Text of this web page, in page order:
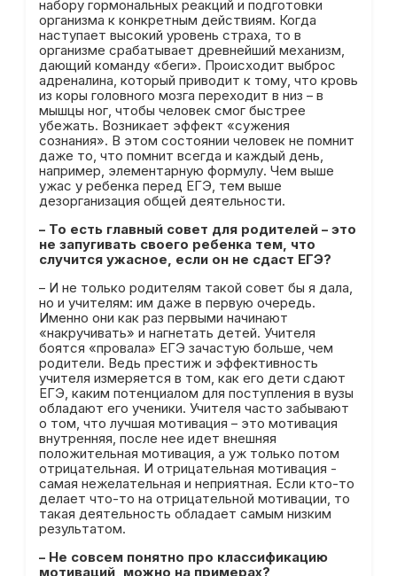
набору гормональных реакций и подготовки
организма к конкретным действиям. Когда
наступает высокий уровень страха, то в
организме срабатывает древнейший механизм,
дающий команду «беги». Происходит выброс
адреналина, который приводит к тому, что кровь
из коры головного мозга переходит в низ – в
мышцы ног, чтобы человек смог быстрее
убежать. Возникает эффект «сужения
сознания». В этом состоянии человек не помнит
даже то, что помнит всегда и каждый день,
например, элементарную формулу. Чем выше
ужас у ребенка перед ЕГЭ, тем выше
дезорганизация общей деятельности.
– То есть главный совет для родителей – это
не запугивать своего ребенка тем, что
случится ужасное, если он не сдаст ЕГЭ?
– И не только родителям такой совет бы я дала,
но и учителям: им даже в первую очередь.
Именно они как раз первыми начинают
«накручивать» и нагнетать детей. Учителя
боятся «провала» ЕГЭ зачастую больше, чем
родители. Ведь престиж и эффективность
учителя измеряется в том, как его дети сдают
ЕГЭ, каким потенциалом для поступления в вузы
обладают его ученики. Учителя часто забывают
о том, что лучшая мотивация – это мотивация
внутренняя, после нее идет внешняя
положительная мотивация, а уж только потом
отрицательная. И отрицательная мотивация -
самая нежелательная и неприятная. Если кто-то
делает что-то на отрицательной мотивации, то
такая деятельность обладает самым низким
результатом.
– Не совсем понятно про классификацию
мотиваций, можно на примерах?